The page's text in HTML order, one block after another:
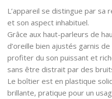
L’appareil se distingue par sa
et son aspect inhabituel.
Grâce aux haut-parleurs de
d’oreille bien ajustés garnis
profiter du son puissant et
sans être distrait par des
Le boîtier est en plastique
brillante, pratique pour un